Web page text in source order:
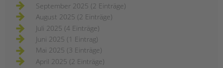
September 2025 (2 Einträge)
August 2025 (2 Einträge)
Juli 2025 (4 Einträge)
Juni 2025 (1 Eintrag)
Mai 2025 (3 Einträge)
April 2025 (2 Einträge)